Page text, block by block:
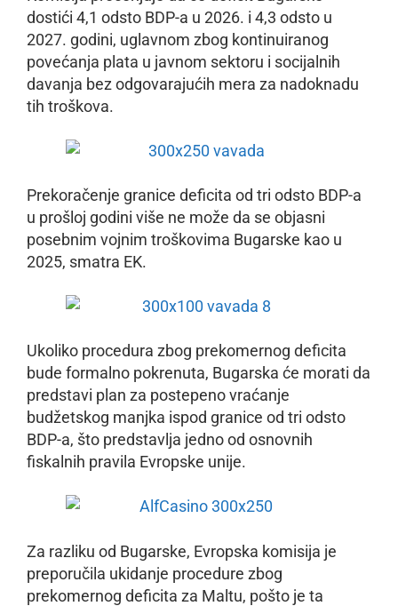
dostići 4,1 odsto BDP-a u 2026. i 4,3 odsto u
2027. godini, uglavnom zbog kontinuiranog
povećanja plata u javnom sektoru i socijalnih
davanja bez odgovarajućih mera za nadoknadu
tih troškova.
Prekoračenje granice deficita od tri odsto BDP-a
u prošloj godini više ne može da se objasni
posebnim vojnim troškovima Bugarske kao u
2025, smatra EK.
Ukoliko procedura zbog prekomernog deficita
bude formalno pokrenuta, Bugarska će morati da
predstavi plan za postepeno vraćanje
budžetskog manjka ispod granice od tri odsto
BDP-a, što predstavlja jedno od osnovnih
fiskalnih pravila Evropske unije.
Za razliku od Bugarske, Evropska komisija je
preporučila ukidanje procedure zbog
prekomernog deficita za Maltu, pošto je ta